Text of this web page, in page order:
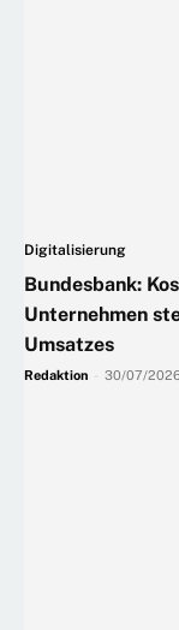
Digitalisierung
Bundesbank:
Unternehmen
Umsatzes
Redaktion 30/07/